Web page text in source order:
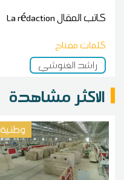
كاتب المقالLa rédaction
كلمات مفتاح
راشد الغنوشي
الاكثر مشاهدة
وطنية